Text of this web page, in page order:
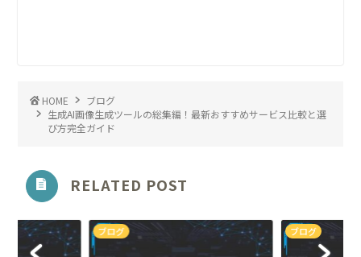
HOME
ブログ
生成AI画像生成ツールの総集編！最新おすすめサービス比較と選
び方完全ガイド
RELATED POST
ブログ ブログ